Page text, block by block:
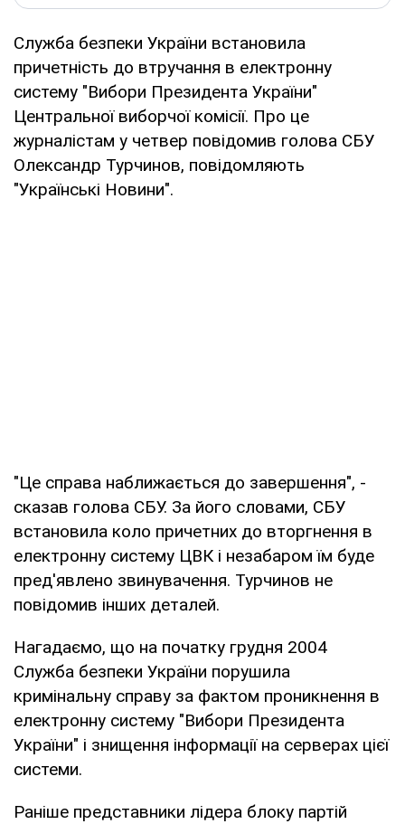
Служба безпеки України встановила
причетність до втручання в електронну
систему "Вибори Президента України"
Центральної виборчої комісії. Про це
журналістам у четвер повідомив голова СБУ
Олександр Турчинов, повідомляють
"Українські Новини".
"Це справа наближається до завершення", -
сказав голова СБУ. За його словами, СБУ
встановила коло причетних до вторгнення в
електронну систему ЦВК і незабаром їм буде
пред'явлено звинувачення. Турчинов не
повідомив інших деталей.
Нагадаємо, що на початку грудня 2004
Служба безпеки України порушила
кримінальну справу за фактом проникнення в
електронну систему "Вибори Президента
України" і знищення інформації на серверах цієї
системи.
Раніше представники лідера блоку партій